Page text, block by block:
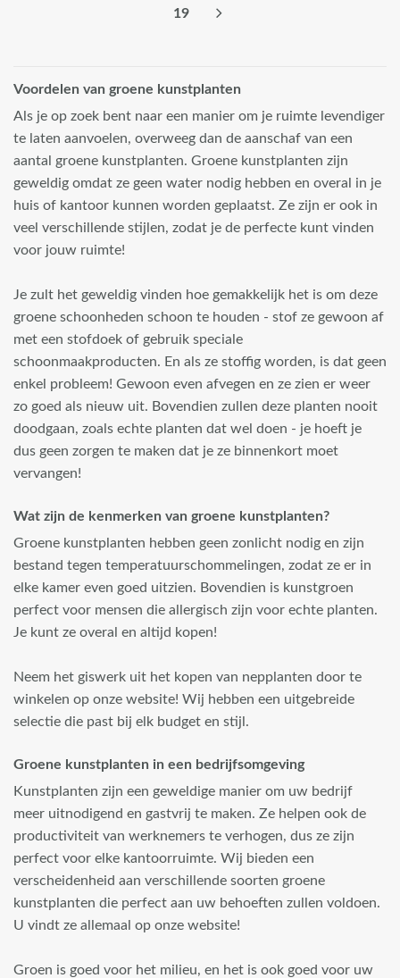
19
Voordelen van groene kunstplanten
Als je op zoek bent naar een manier om je ruimte levendiger
te laten aanvoelen, overweeg dan de aanschaf van een
aantal groene kunstplanten. Groene kunstplanten zijn
geweldig omdat ze geen water nodig hebben en overal in je
huis of kantoor kunnen worden geplaatst. Ze zijn er ook in
veel verschillende stijlen, zodat je de perfecte kunt vinden
voor jouw ruimte!
Je zult het geweldig vinden hoe gemakkelijk het is om deze
groene schoonheden schoon te houden - stof ze gewoon af
met een stofdoek of gebruik speciale
schoonmaakproducten. En als ze stoffig worden, is dat geen
enkel probleem! Gewoon even afvegen en ze zien er weer
zo goed als nieuw uit. Bovendien zullen deze planten nooit
doodgaan, zoals echte planten dat wel doen - je hoeft je
dus geen zorgen te maken dat je ze binnenkort moet
vervangen!
Wat zijn de kenmerken van groene kunstplanten?
Groene kunstplanten hebben geen zonlicht nodig en zijn
bestand tegen temperatuurschommelingen, zodat ze er in
elke kamer even goed uitzien. Bovendien is kunstgroen
perfect voor mensen die allergisch zijn voor echte planten.
Je kunt ze overal en altijd kopen!
Neem het giswerk uit het kopen van nepplanten door te
winkelen op onze website! Wij hebben een uitgebreide
selectie die past bij elk budget en stijl.
Groene kunstplanten in een bedrijfsomgeving
Kunstplanten zijn een geweldige manier om uw bedrijf
meer uitnodigend en gastvrij te maken. Ze helpen ook de
productiviteit van werknemers te verhogen, dus ze zijn
perfect voor elke kantoorruimte. Wij bieden een
verscheidenheid aan verschillende soorten groene
kunstplanten die perfect aan uw behoeften zullen voldoen.
U vindt ze allemaal op onze website!
Groen is goed voor het milieu, en het is ook goed voor uw